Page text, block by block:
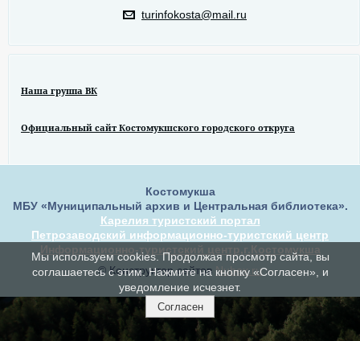
turinfokosta@mail.ru
Наша группа ВК
Официальный сайт Костомукшского городского откруга
Костомукша
МБУ «Муниципальный архив и Центральная библиотека».
Карелия туристский портал
Петрозаводский информационно-туристский центр
Информационно-туристский центр,г.Костомукша
© Конструктор сайтов Nubex.ru
Мы используем cookies. Продолжая просмотр сайта, вы
соглашаетесь с этим. Нажмите на кнопку «Согласен», и
уведомление исчезнет.
Согласен